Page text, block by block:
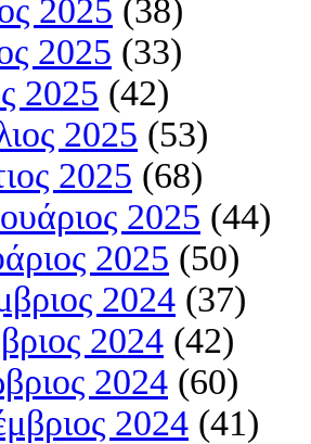
2025 (38)
2025 (33)
2025 (42)
2025 (53)
2025 (68)
2025 (44)
2025 (50)
2024 (37)
2024 (42)
2024 (60)
2024 (41)